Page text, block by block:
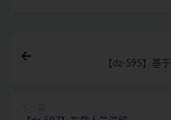
【dz-595】基